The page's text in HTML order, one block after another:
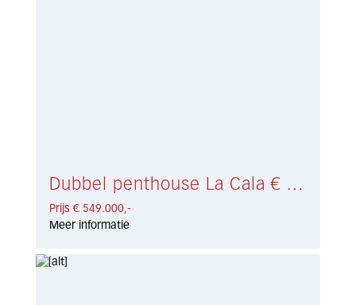
Dubbel penthouse La Cala € 549.000,-
Prijs € 549.000,-
Meer informatie